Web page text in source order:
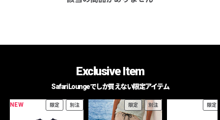
Exclusive Item
Safari Loungeでしか買えない限定アイテム
NEW 限定 別注 限定 別注 限定